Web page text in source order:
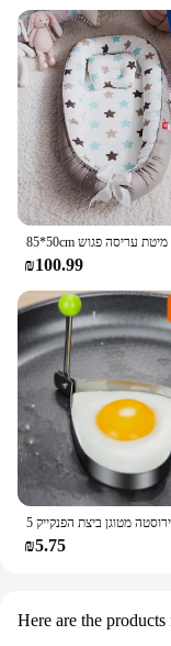
₪100.99
₪5.75
Here are the